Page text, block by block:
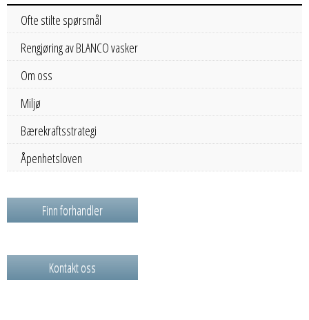
Ofte stilte spørsmål
Rengjøring av BLANCO vasker
Om oss
Miljø
Bærekraftsstrategi
Åpenhetsloven
Finn forhandler
Kontakt oss